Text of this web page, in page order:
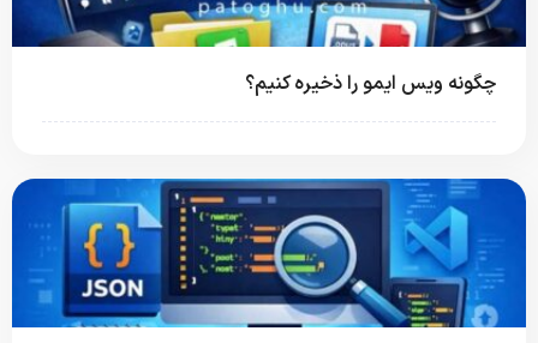
چگونه ویس ایمو را ذخیره کنیم؟